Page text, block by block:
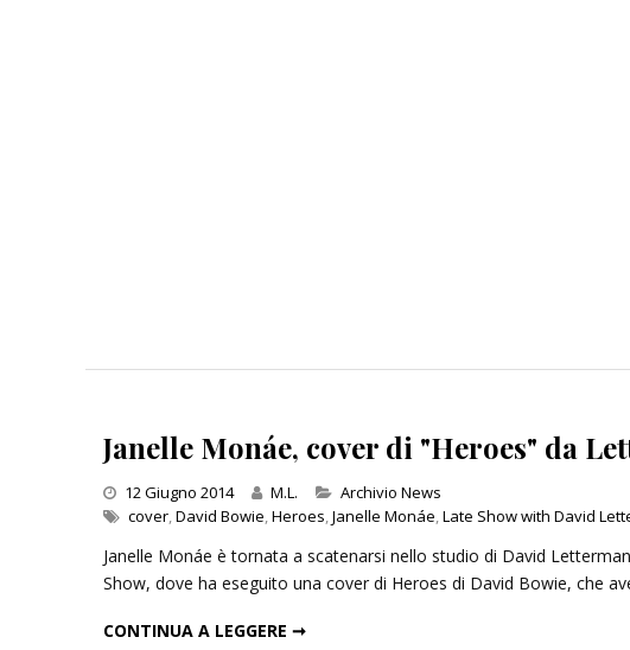
Janelle Monáe, cover di "Heroes" da
12 Giugno 2014 M.L. Categories
Archivio News
cover,David Bowie,Heroes,Janelle Monáe,Late Show with David
Janelle Monáe è tornata a scatenarsi nello studio di David
Show, dove ha eseguito una cover di Heroes di David Bowie, che
CONTINUA A LEGGERE ➞